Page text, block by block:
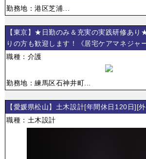
勤務地：港区芝浦...
【東京】★日勤のみ＆充実の実践研修あり
りの方も歓迎します！《居宅ケアマネジャー
職種：介護
勤務地：練馬区石神井町...
【愛媛県松山】土木設計[年間休日120日][
職種：土木設計